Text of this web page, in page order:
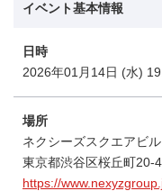
イベント基本情報
日時
2026年01月14日 (水)
場所
ネクシーズスクエアビ
東京都渋谷区桜丘町20-4
https://